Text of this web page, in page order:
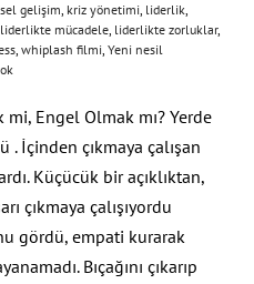
gelişim, kriz yönetimi, liderlik,
liderlikte mücadele, liderlikte zorluklar,
, whiplash filmi, Yeni nesil
mi, Engel Olmak mı? Yerde
. İçinden çıkmaya çalışan
Küçücük bir açıklıktan,
çıkmaya çalışıyordu
gördü, empati kurarak
Bıçağını çıkarıp